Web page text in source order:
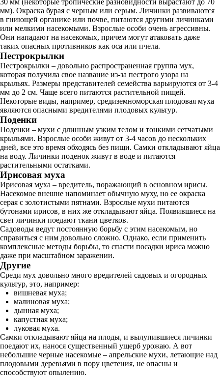
30 мм (некоторые тропические разновидности вырастают до 70
мм). Окраска бурая с черным или серым. Личинки развиваются
в гниющей органике или почве, питаются другими личинками
или мелкими насекомыми. Взрослые особи очень агрессивны.
Они нападают на насекомых, причем могут атаковать даже
таких опасных противников как оса или пчела.
Пестрокрылки
Пестрокрылки – довольно распространенная группа мух,
которая получила свое название из-за пестрого узора на
крыльях. Размеры представителей семейства варьируются от 3-4
мм до 2 см. Чаще всего питаются растительной пищей.
Некоторые виды, например, средиземноморская плодовая муха –
являются опасными вредителями плодовых культур.
Поденки
Поденки – мухи с длинным узким телом и тонкими сетчатыми
крыльями. Взрослые особи живут от 3-4 часов до нескольких
дней, все это время обходясь без пищи. Самки откладывают яйца
на воду. Личинки поденок живут в воде и питаются
растительными остатками.
Ирисовая муха
Ирисовая муха – вредитель, поражающий в основном ирисы.
Насекомое внешне напоминает обычную муху, но ее окраска
серая с золотистыми пятнами. Взрослые мухи питаются
бутонами ирисов, в них же откладывают яйца. Появившиеся на
свет личинки поедают ткани цветков.
Садоводы ведут постоянную борьбу с этим насекомым, но
справиться с ним довольно сложно. Однако, если применить
комплексные методы борьбы, то спасти посадки ириса можно
даже при масштабном заражении.
Другие
Среди мух довольно много вредителей садовых и огородных
культур, это, например:
вишневая муха;
малиновая муха;
дынная муха;
капустная муха;
луковая муха.
Самки откладывают яйца на плоды, и вылупившиеся личинки
поедают их, нанося существенный ущерб урожаю. А вот
небольшие черные насекомые – апрельские мухи, летающие над
плодовыми деревьями в пору цветения, не опасны и
способствуют опылению.